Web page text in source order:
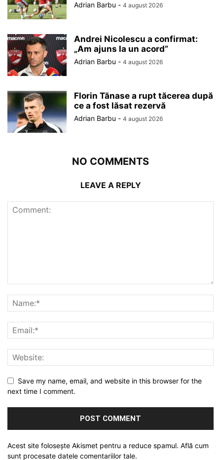
Adrian Barbu - 4 august 2026
Andrei Nicolescu a confirmat:
„Am ajuns la un acord”
Adrian Barbu - 4 august 2026
Florin Tănase a rupt tăcerea după
ce a fost lăsat rezervă
Adrian Barbu - 4 august 2026
NO COMMENTS
LEAVE A REPLY
Save my name, email, and website in this browser for the
next time I comment.
Acest site folosește Akismet pentru a reduce spamul. Află cum
sunt procesate datele comentariilor tale.